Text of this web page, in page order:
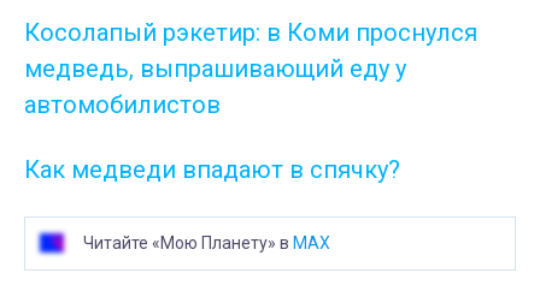
Косолапый рэкетир: в Коми проснулся
медведь, выпрашивающий еду у
автомобилистов
Как медведи впадают в спячку?
Читайте «Мою Планету» в MAX